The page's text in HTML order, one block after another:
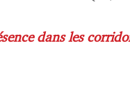
dans les